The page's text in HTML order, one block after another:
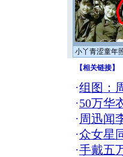
小丫青涩童年
【相关链接】
·组图：
·50万华
·周迅闻
·众女星
·手戴五